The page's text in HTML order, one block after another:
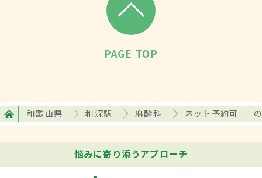
PAGE TOP
和歌山県 和深駅 麻酔科 ネット予約可
悩みに寄り添うアプローチ